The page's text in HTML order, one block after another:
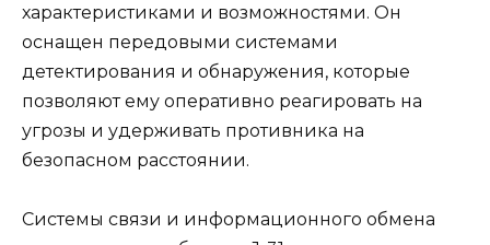
характеристиками и возможностями. Он
оснащен передовыми системами
детектирования и обнаружения, которые
позволяют ему оперативно реагировать на
угрозы и удерживать противника на
безопасном расстоянии.
Системы связи и информационного обмена